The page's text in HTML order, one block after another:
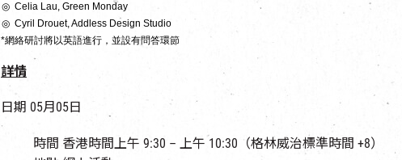
◎ Celia Lau, Green Monday
◎ Cyril Drouet, Addless Design Studio
*網絡研討將以英語進行，並設有問答環節
詳情
日期 05月05日
時間 香港時間上午 9:30 – 上午 10:30（格林威治標準時間 +8）